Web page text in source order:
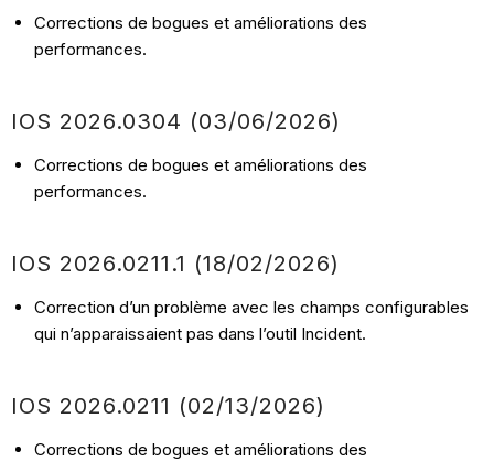
Corrections de bogues et améliorations des
performances.
IOS 2026.0304 (03/06/2026)
Corrections de bogues et améliorations des
performances.
IOS 2026.0211.1 (18/02/2026)
Correction d’un problème avec les champs configurables
qui n’apparaissaient pas dans l’outil Incident.
IOS 2026.0211 (02/13/2026)
Corrections de bogues et améliorations des